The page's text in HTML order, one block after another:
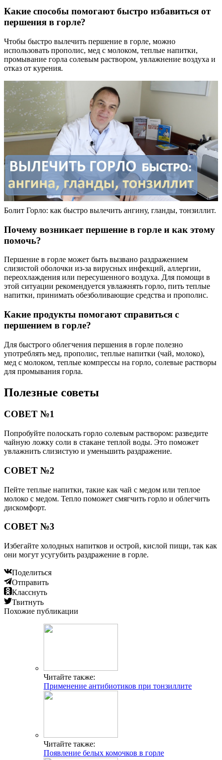
Какие способы помогают быстро избавиться от
першения в горле?
Чтобы быстро вылечить першение в горле, можно
использовать прополис, мед с молоком, теплые напитки,
промывание горла солевым раствором, увлажнение воздуха и
отказ от курения.
Болит Горло: как быстро вылечить ангину, гланды, тонзиллит.
Почему возникает першение в горле и как этому
помочь?
Першение в горле может быть вызвано раздражением
слизистой оболочки из-за вирусных инфекций, аллергии,
переохлаждения или пересушенного воздуха. Для помощи в
этой ситуации рекомендуется увлажнять горло, пить теплые
напитки, принимать обезболивающие средства и прополис.
Какие продукты помогают справиться с
першением в горле?
Для быстрого облегчения першения в горле полезно
употреблять мед, прополис, теплые напитки (чай, молоко),
мед с молоком, теплые компрессы на горло, солевые растворы
для промывания горла.
Полезные советы
СОВЕТ №1
Попробуйте полоскать горло солевым раствором: разведите
чайную ложку соли в стакане теплой воды. Это поможет
увлажнить слизистую и уменьшить раздражение.
СОВЕТ №2
Пейте теплые напитки, такие как чай с медом или теплое
молоко с медом. Тепло поможет смягчить горло и облегчить
дискомфорт.
СОВЕТ №3
Избегайте холодных напитков и острой, кислой пищи, так как
они могут усугубить раздражение в горле.
Поделиться
Отправить
Класснуть
Твитнуть
Похожие публикации
Читайте также:
Применение антибиотиков при тонзиллите
Читайте также:
Появление белых комочков в горле